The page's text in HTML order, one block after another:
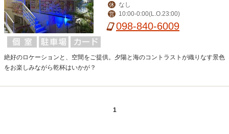
休 なし
営 10:00-0:00(L.O.23:00)
098-840-6009
絶好のロケーションと、空間をご提供。夕陽と海のコントラストが織りなす景色
をお楽しみながら乾杯はいかが？
1